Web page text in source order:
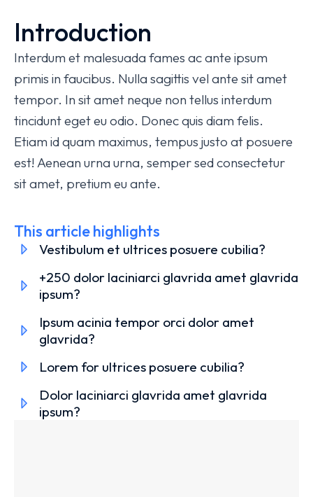
Introduction
Interdum et malesuada fames ac ante ipsum
primis in faucibus. Nulla sagittis vel ante sit amet
tempor. In sit amet neque non tellus interdum
tincidunt eget eu odio. Donec quis diam felis.
Etiam id quam maximus, tempus justo at posuere
est! Aenean urna urna, semper sed consectetur
sit amet, pretium eu ante.
This article highlights
Vestibulum et ultrices posuere cubilia?
+250 dolor laciniarci glavrida amet glavrida
ipsum?
Ipsum acinia tempor orci dolor amet
glavrida?
Lorem for ultrices posuere cubilia?
Dolor laciniarci glavrida amet glavrida
ipsum?